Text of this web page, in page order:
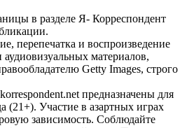
в разделе Я- Корреспондент
перепечатка и воспроизведение
материалов,
Getty Images, строго
предназначены для
(21+). Участие в азартных играх
зависимость. Соблюдайте